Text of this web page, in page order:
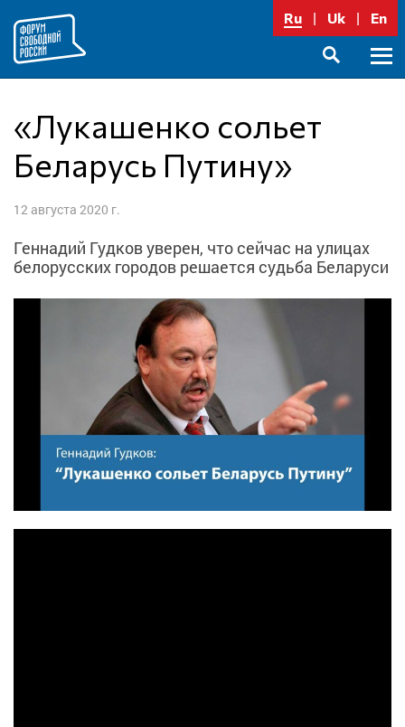
содержимому
Ru Uk En
«Лукашенко сольет
Беларусь Путину»
12 августа 2020 г.
Геннадий Гудков уверен, что сейчас на улицах
белорусских городов решается судьба Беларуси